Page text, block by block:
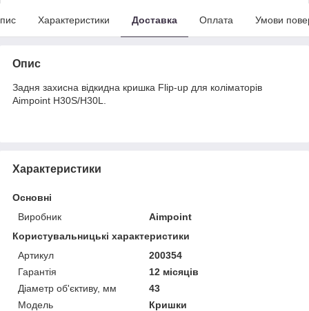
Характеристики Доставка Оплата Умови
Опис
Задня захисна відкидна кришка Flip-up для коліматорів
Aimpoint H30S/H30L.
Характеристики
Основні
Виробник
Aimpoint
Користувальницькі характеристики
Артикул
200354
Гарантія
12 місяців
Діаметр об'єктиву, мм
43
Мoдель
Кришки